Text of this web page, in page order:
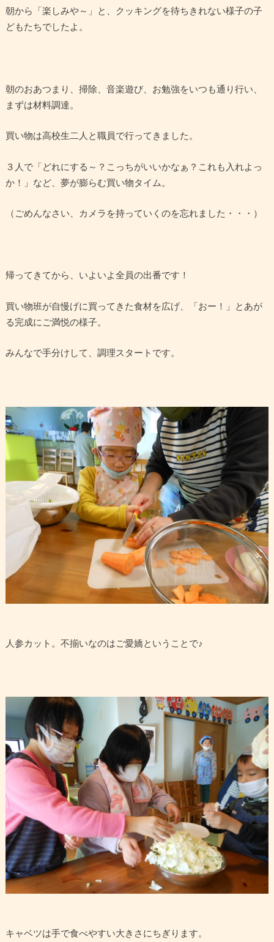
朝から「楽しみや～」と、クッキングを待ちきれない様子の子
どもたちでしたよ。
朝のおあつまり、掃除、音楽遊び、お勉強をいつも通り行い、
まずは材料調達。
買い物は高校生二人と職員で行ってきました。
３人で「どれにする～？こっちがいいかなぁ？これも入れよっ
か！」など、夢が膨らむ買い物タイム。
（ごめんなさい、カメラを持っていくのを忘れました・・・）
帰ってきてから、いよいよ全員の出番です！
買い物班が自慢げに買ってきた食材を広げ、「おー！」とあが
る完成にご満悦の様子。
みんなで手分けして、調理スタートです。
人参カット。不揃いなのはご愛嬌ということで♪
キャベツは手で食べやすい大きさにちぎります。